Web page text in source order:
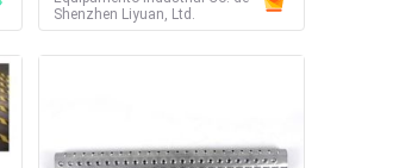
Shenzhen Liyuan, Ltd.